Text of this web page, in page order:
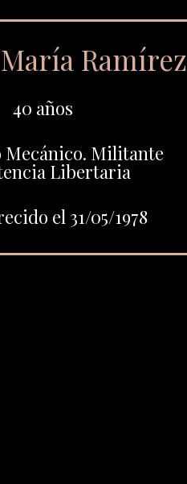
Ramírez
40 años
Militante
Libertaria
el 31/05/1978